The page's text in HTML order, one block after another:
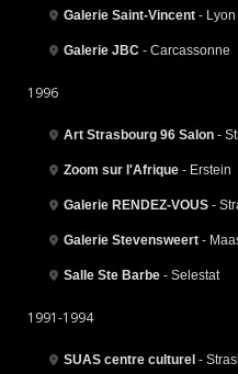
Galerie Saint-Vincent - Lyon
Galerie JBC - Carcassonne
1996
Art Strasbourg 96 Salon -
Zoom sur l'Afrique - Erstein
Galerie RENDEZ-VOUS -
Galerie Stevensweert -
Salle Ste Barbe - Selestat
1991-1994
SUAS centre culturel -